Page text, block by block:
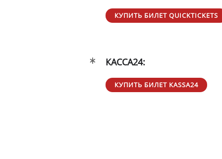
КУПИТЬ БИЛЕТ QUICKTICKETS
КАССА24:
КУПИТЬ БИЛЕТ KASSA24